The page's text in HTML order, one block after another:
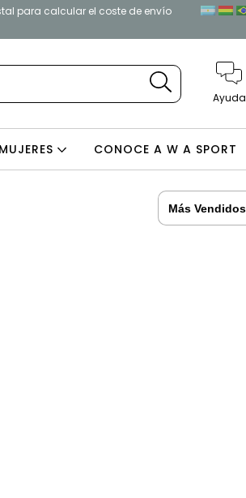
para calcular el coste de envío
Ayuda
CONOCE A W A SPORT